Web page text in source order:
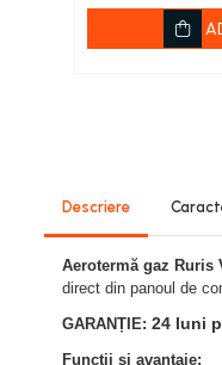
Viță de vie
Cereale păioase
Rapiță
Cartofi
Viță de vie
Sfeclă
Descriere
Aerotermă gaz Ruris
direct din panoul de
GARANȚIE: 24 luni
Funcții și avantaje: